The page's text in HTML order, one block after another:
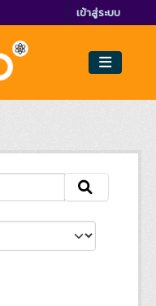
เข้าสู่ระบบ